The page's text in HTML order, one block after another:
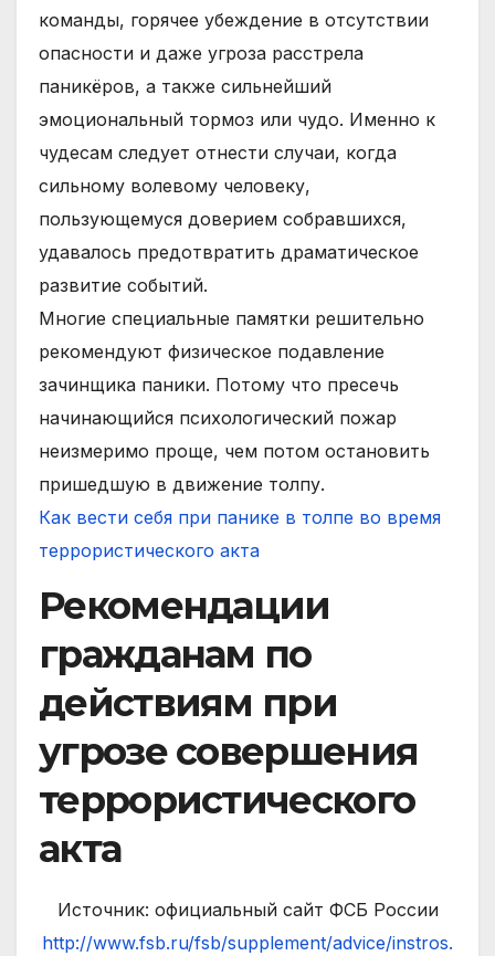
команды, горячее убеждение в отсутствии
опасности и даже угроза расстрела
паникёров, а также сильнейший
эмоциональный тормоз или чудо. Именно к
чудесам следует отнести случаи, когда
сильному волевому человеку,
пользующемуся доверием собравшихся,
удавалось предотвратить драматическое
развитие событий.
Многие специальные памятки решительно
рекомендуют физическое подавление
зачинщика паники. Потому что пресечь
начинающийся психологический пожар
неизмеримо проще, чем потом остановить
пришедшую в движение толпу.
Как вести себя при панике в толпе во время
террористического акта
Рекомендации
гражданам по
действиям при
угрозе совершения
террористического
акта
Источник: официальный сайт ФСБ России
http://www.fsb.ru/fsb/supplement/advice/instros.